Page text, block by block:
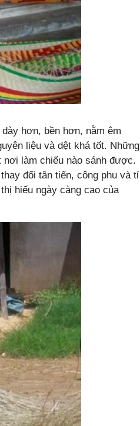
hơn, bền hơn, nằm êm
liệu và dệt khá tốt. Những
làm chiếu nào sánh được.
đổi tân tiến, công phu và tỉ
hiếu ngày càng cao của